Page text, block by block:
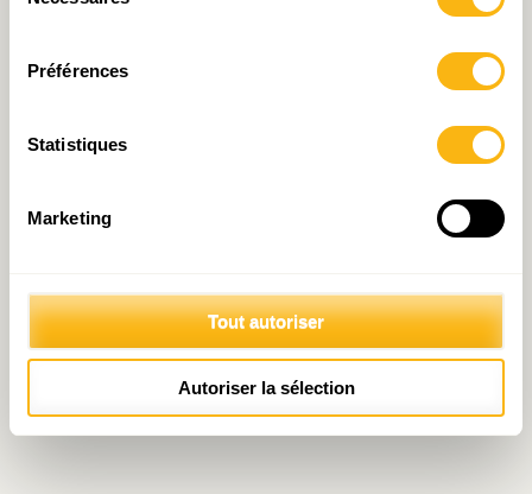
Préférences
Statistiques
Marketing
Tout autoriser
Autoriser la sélection